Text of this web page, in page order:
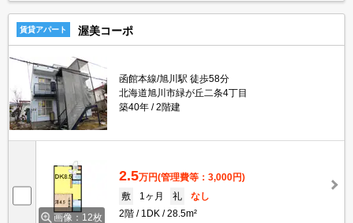
賃貸アパート 渥美コーポ
函館本線/旭川駅 徒歩58分
北海道旭川市緑が丘二条4丁目
築40年
2階建
画像：12枚
2.5万円(管理費等：3,000円)
敷
1ヶ月 礼
なし
2階
1DK 28.5m²